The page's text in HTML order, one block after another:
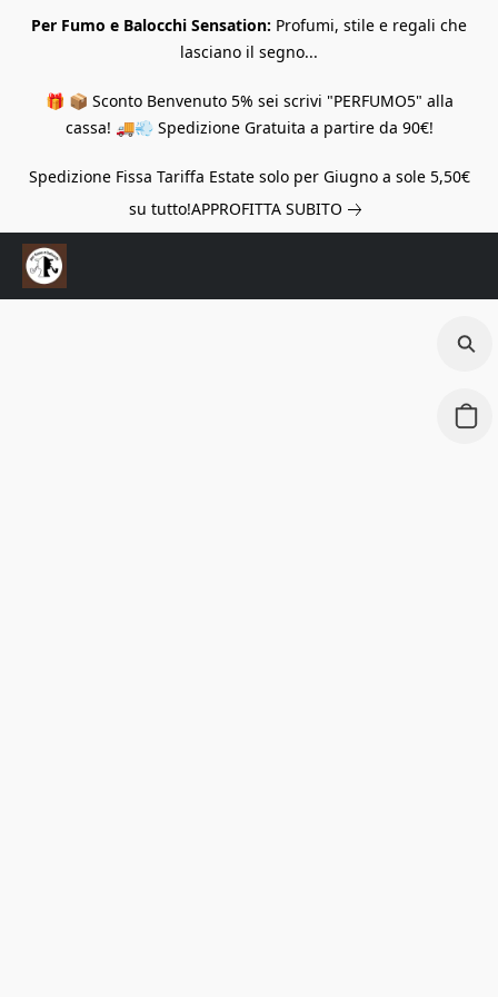
Per Fumo e Balocchi Sensation: Profumi, stile e regali che
lasciano il segno...
🎁 📦 Sconto Benvenuto 5% sei scrivi "PERFUMO5" alla
cassa! 🚚💨 Spedizione Gratuita a partire da 90€!
Spedizione Fissa Tariffa Estate solo per Giugno a sole 5,50€
su tutto!APPROFITTA SUBITO